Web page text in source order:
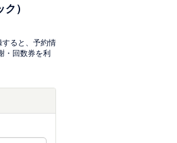
）
ると、予約情
・回数券を利